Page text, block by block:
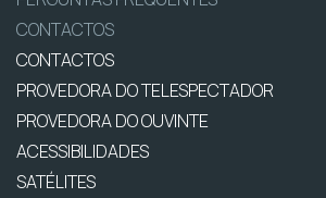
CONTACTOS
CONTACTOS
PROVEDORA DO TELESPECTADOR
PROVEDORA DO OUVINTE
ACESSIBILIDADES
SATÉLITES